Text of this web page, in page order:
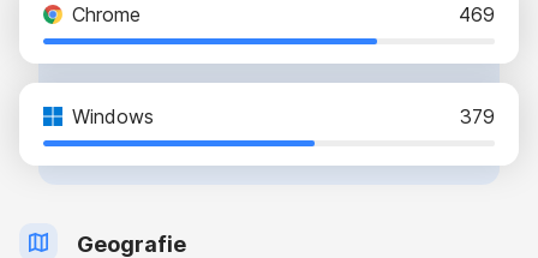
Chrome 469
Windows 379
Geografie